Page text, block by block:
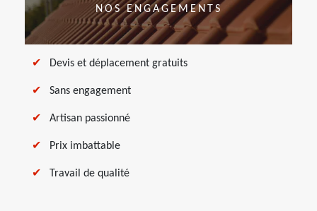
NOS ENGAGEMENTS
Devis et déplacement gratuits
Sans engagement
Artisan passionné
Prix imbattable
Travail de qualité